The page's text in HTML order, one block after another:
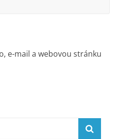
e-mail a webovou stránku